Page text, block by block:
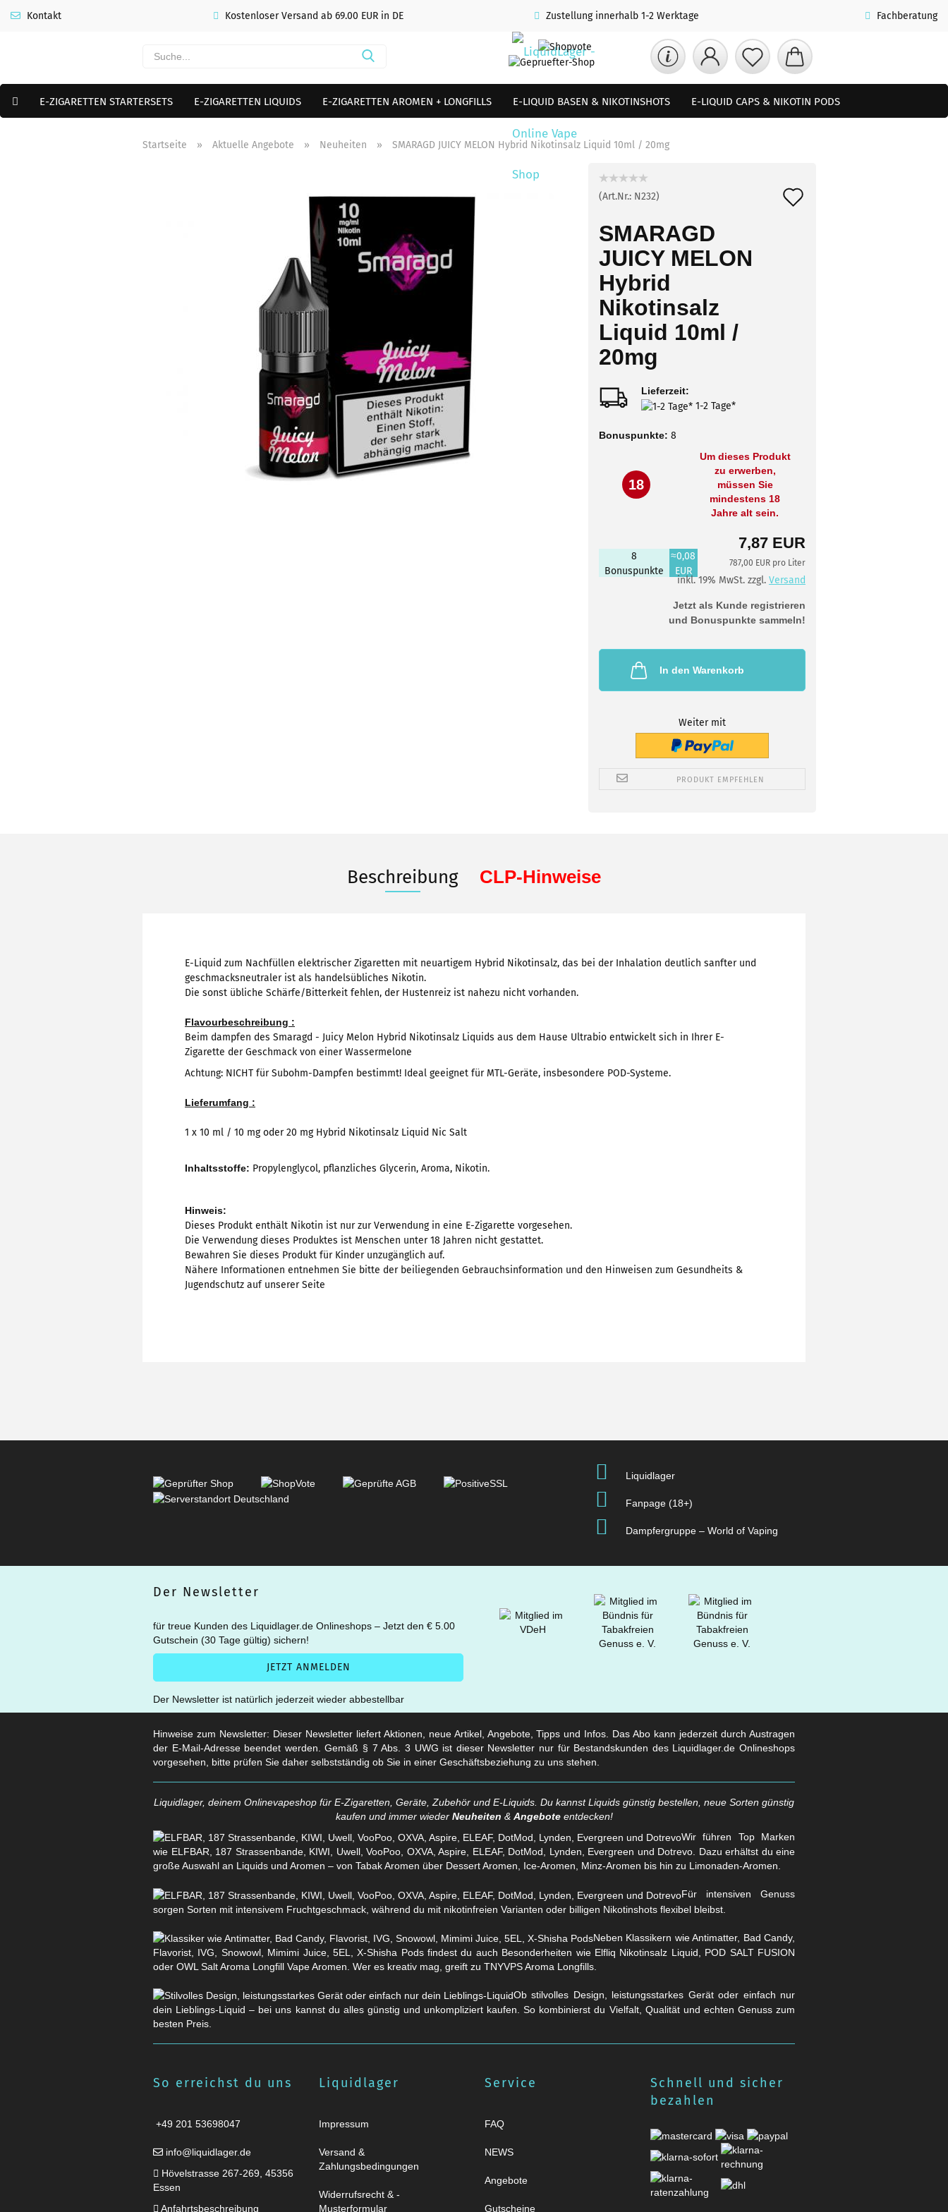
Kontakt Kostenloser Versand ab 69.00 EUR in DE Zustellung innerhalb 1-2 Werktage Fachberatung
E-ZIGARETTEN STARTERSETS E-ZIGARETTEN LIQUIDS E-ZIGARETTEN AROMEN + LONGFILLS E-LIQUID BASEN & NIKOTINSHOTS E-LIQUID CAPS & NIKOTIN PODS
ZUBEHÖR, SHISHA & SONSTIGES
Startseite » Aktuelle Angebote » Neuheiten » SMARAGD JUICY MELON Hybrid Nikotinsalz Liquid 10ml / 20mg
(Art.Nr.: N232)
SMARAGD
JUICY MELON
Hybrid
Nikotinsalz
Liquid 10ml /
20mg
Lieferzeit:
1-2 Tage*
Bonuspunkte: 8
18
Um dieses Produkt
zu erwerben,
müssen Sie
mindestens 18
Jahre alt sein.
7,87 EUR
787,00 EUR pro Liter
inkl. 19% MwSt. zzgl. Versand
8
Bonuspunkte
≈0,08
EUR
Jetzt als Kunde registrieren
und Bonuspunkte sammeln!
In den Warenkorb
Weiter mit
PRODUKT EMPFEHLEN
Beschreibung CLP-Hinweise
E-Liquid zum Nachfüllen elektrischer Zigaretten mit neuartigem Hybrid Nikotinsalz, das bei der Inhalation deutlich sanfter und
geschmacksneutraler ist als handelsübliches Nikotin.
Die sonst übliche Schärfe/Bitterkeit fehlen, der Hustenreiz ist nahezu nicht vorhanden.
Flavourbeschreibung :
Beim dampfen des Smaragd - Juicy Melon Hybrid Nikotinsalz Liquids aus dem Hause Ultrabio entwickelt sich in Ihrer E-
Zigarette der Geschmack von einer Wassermelone
Achtung: NICHT für Subohm-Dampfen bestimmt! Ideal geeignet für MTL-Geräte, insbesondere POD-Systeme.
Lieferumfang :
1 x 10 ml / 10 mg oder 20 mg Hybrid Nikotinsalz Liquid Nic Salt
Inhaltsstoffe: Propylenglycol, pflanzliches Glycerin, Aroma, Nikotin.
Hinweis:
Dieses Produkt enthält Nikotin ist nur zur Verwendung in eine E-Zigarette vorgesehen.
Die Verwendung dieses Produktes ist Menschen unter 18 Jahren nicht gestattet.
Bewahren Sie dieses Produkt für Kinder unzugänglich auf.
Nähere Informationen entnehmen Sie bitte der beiliegenden Gebrauchsinformation und den Hinweisen zum Gesundheits &
Jugendschutz auf unserer Seite
Liquidlager
Fanpage (18+)
Dampfergruppe – World of Vaping
Der Newsletter
für treue Kunden des Liquidlager.de Onlineshops – Jetzt den € 5.00
Gutschein (30 Tage gültig) sichern!
Der Newsletter ist natürlich jederzeit wieder abbestellbar
Hinweise zum Newsletter: Dieser Newsletter liefert Aktionen, neue Artikel, Angebote, Tipps und Infos. Das Abo kann jederzeit durch Austragen
der E-Mail-Adresse beendet werden. Gemäß § 7 Abs. 3 UWG ist dieser Newsletter nur für Bestandskunden des Liquidlager.de Onlineshops
vorgesehen, bitte prüfen Sie daher selbstständig ob Sie in einer Geschäftsbeziehung zu uns stehen.
Liquidlager, deinem Onlinevapeshop für E-Zigaretten, Geräte, Zubehör und E-Liquids. Du kannst Liquids günstig bestellen, neue Sorten günstig
kaufen und immer wieder Neuheiten & Angeboteentdecken!
Wir führen Top Marken
wie ELFBAR, 187 Strassenbande, KIWI, Uwell, VooPoo, OXVA, Aspire, ELEAF, DotMod, Lynden, Evergreen und Dotrevo. Dazu erhältst du eine
große Auswahl an Liquids und Aromen – von Tabak Aromen über Dessert Aromen, Ice-Aromen, Minz-Aromen bis hin zu Limonaden-Aromen.
Für intensiven Genuss
sorgen Sorten mit intensivem Fruchtgeschmack, während du mit nikotinfreien Varianten oder billigen Nikotinshots flexibel bleibst.
Neben Klassikern wie Antimatter, Bad Candy,
Flavorist, IVG, Snowowl, Mimimi Juice, 5EL, X-Shisha Pods findest du auch Besonderheiten wie Elfliq Nikotinsalz Liquid, POD SALT FUSION
oder OWL Salt Aroma Longfill Vape Aromen. Wer es kreativ mag, greift zu TNYVPS Aroma Longfills.
Ob stilvolles Design, leistungsstarkes Gerät oder einfach nur
dein Lieblings-Liquid – bei uns kannst du alles günstig und unkompliziert kaufen. So kombinierst du Vielfalt, Qualität und echten Genuss zum
besten Preis.
So erreichst du uns
+49 201 53698047
info@liquidlager.de
Hövelstrasse 267-269, 45356
Essen
Anfahrtsbeschreibung
Liquidlager
Impressum
Versand &
Zahlungsbedingungen
Widerrufsrecht & -
Musterformular
Service
FAQ
NEWS
Angebote
Gutscheine
Schnell und sicher
bezahlen